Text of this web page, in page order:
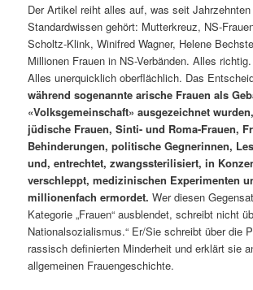
Der Artikel reiht alles auf, was seit
Standardwissen gehört: Mutterkreuz, NS-
Scholtz-Klink, Winifred Wagner, Helene
Millionen Frauen in NS-Verbänden. Alles
Alles unerquicklich oberflächlich. Das
während sogenannte arische Frauen als
«Volksgemeinschaft» ausgezeichnet
jüdische Frauen, Sinti- und Roma-Frauen,
Behinderungen, politische Gegnerinnen,
und, entrechtet, zwangssterilisiert, in
verschleppt, medizinischen Experimenten
millionenfach ermordet.Wer diesen
Kategorie „Frauen“ ausblendet, schreibt nicht
Nationalsozialismus.“ Er/Sie schreibt über die
rassisch definierten Minderheit und erklärt sie
allgemeinen Frauengeschichte.